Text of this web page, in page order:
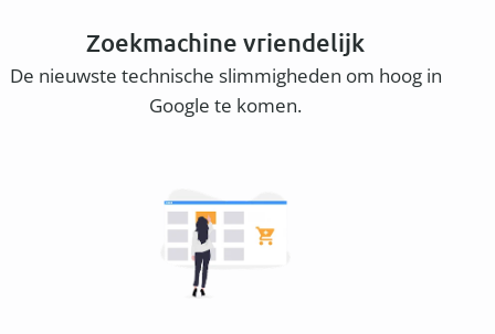
Zoekmachine vriendelijk
De nieuwste technische slimmigheden om hoog in
Google te komen.